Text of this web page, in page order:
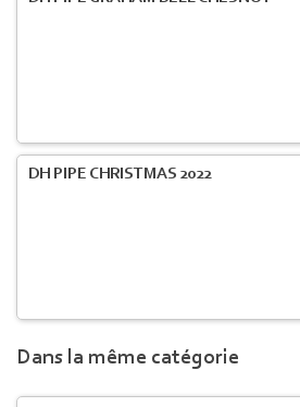
DH PIPE CHRISTMAS 2022
Dans la même catégorie